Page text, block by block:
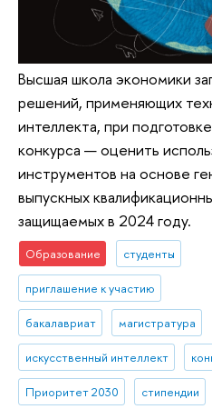
Высшая школа экономики
решений, применяющих
интеллекта, при
конкурса — оценить
инструментов на основе
выпускных
защищаемых в 2024 году.
Образование студенты
приглашение к участию
бакалавриат магистратура
искусственный интеллект
Приоритет 2030 стипендии